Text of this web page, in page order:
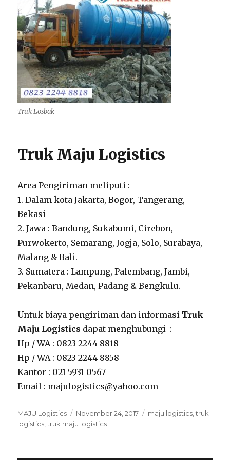
Truk Losbak
Truk Maju Logistics
Area Pengiriman meliputi :
1. Dalam kota Jakarta, Bogor, Tangerang,
Bekasi
2. Jawa : Bandung, Sukabumi, Cirebon,
Purwokerto, Semarang, Jogja, Solo, Surabaya,
Malang & Bali.
3. Sumatera : Lampung, Palembang, Jambi,
Pekanbaru, Medan, Padang & Bengkulu.
Untuk biaya pengiriman dan informasi Truk
Maju Logistics dapat menghubungi :
Hp / WA : 0823 2244 8818
Hp / WA : 0823 2244 8858
Kantor : 021 5931 0567
Email : majulogistics@yahoo.com
Author
MAJU Logistics
Posted
on
November 24, 2017 Tags
maju logistics ,truk
logistics ,truk maju logistics